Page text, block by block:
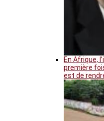
En Afrique,
première
est de